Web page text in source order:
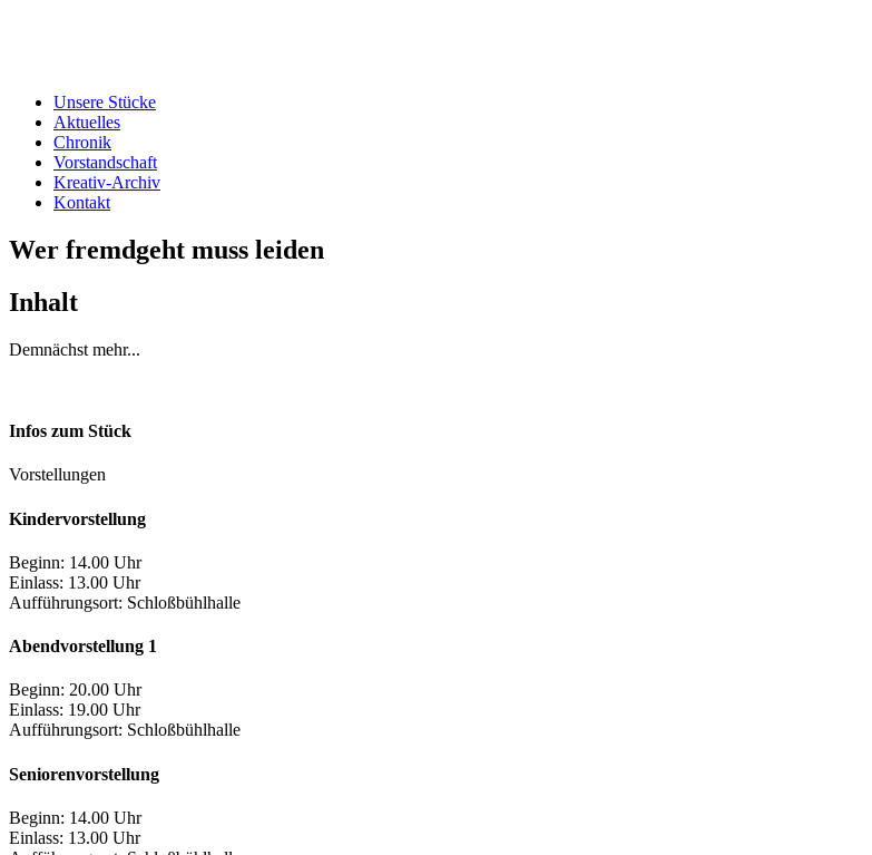
Unsere Stücke
Aktuelles
Chronik
Vorstandschaft
Kreativ-Archiv
Kontakt
Wer fremdgeht muss leiden
Inhalt
Demnächst mehr...
Infos zum Stück
Vorstellungen
Kindervorstellung
Beginn: 14.00 Uhr
Einlass: 13.00 Uhr
Aufführungsort: Schloßbühlhalle
Abendvorstellung 1
Beginn: 20.00 Uhr
Einlass: 19.00 Uhr
Aufführungsort: Schloßbühlhalle
Seniorenvorstellung
Beginn: 14.00 Uhr
Einlass: 13.00 Uhr